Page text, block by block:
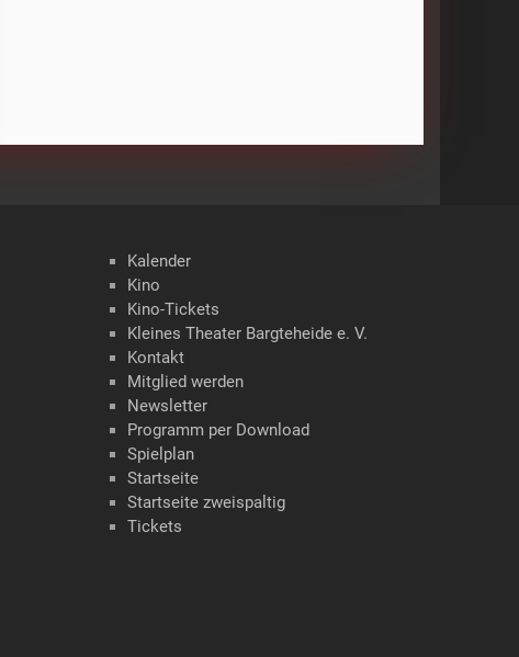
Kalender
Kino
Kino-Tickets
Kleines Theater Bargteheide e. V.
Kontakt
Mitglied werden
Newsletter
Programm per Download
Spielplan
Startseite
Startseite zweispaltig
Tickets